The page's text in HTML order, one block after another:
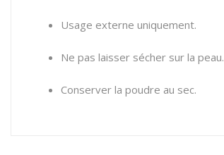
Usage externe uniquement.
Ne pas laisser sécher sur la peau.
Conserver la poudre au sec.